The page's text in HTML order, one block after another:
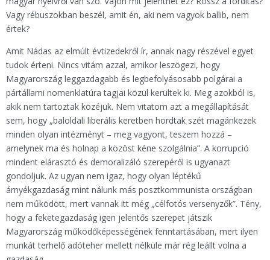
Vagy rébuszokban beszél, amit én, aki nem vagyok ballib, nem
értek?
Amit Nádas az elmúlt évtizedekről ír, annak nagy részével egyet
tudok érteni. Nincs vitám azzal, amikor leszögezi, hogy
Magyarország leggazdagabb és legbefolyásosabb polgárai a
pártállami nomenklatúra tagjai közül kerültek ki. Meg azokból is,
akik nem tartoztak közéjük. Nem vitatom azt a megállapítását
sem, hogy „baloldali liberális keretben hordtak szét magánkezek
minden olyan intézményt – meg vagyont, teszem hozzá –
amelynek ma és holnap a közöst kéne szolgálnia”. A korrupció
mindent elárasztó és demoralizáló szerepéről is ugyanazt
gondoljuk. Az ugyan nem igaz, hogy olyan léptékű
árnyékgazdaság mint nálunk más posztkommunista országban
nem működött, mert vannak itt még „célfotós versenyzők”. Tény,
hogy a feketegazdaság igen jelentős szerepet játszik
Magyarország működőképességének fenntartásában, mert ilyen
munkát terhelő adóteher mellett nélküle már rég leállt volna a